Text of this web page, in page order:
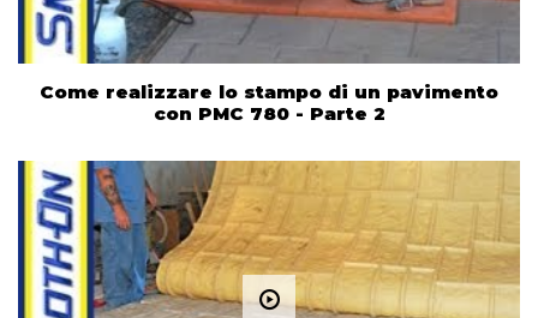
Come realizzare lo stampo di un pavimento
con PMC 780 - Parte 2